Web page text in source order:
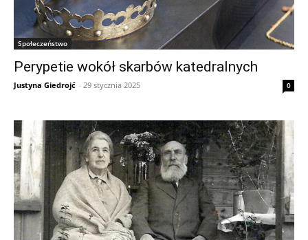
Społeczeństwo
Perypetie wokół skarbów katedralnych
Justyna Giedrojć - 29 stycznia 2025 0